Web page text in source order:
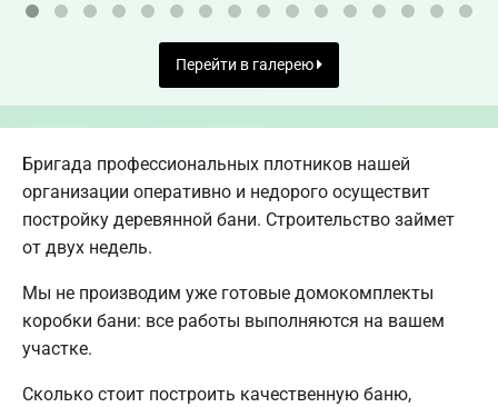
Перейти в галерею
Бригада профессиональных плотников нашей
организации оперативно и недорого осуществит
постройку деревянной бани. Строительство займет
от двух недель.
Мы не производим уже готовые домокомплекты
коробки бани: все работы выполняются на вашем
участке.
Сколько стоит построить качественную баню,